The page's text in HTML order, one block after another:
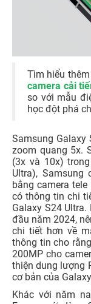
Tìm hiểu thêm
camera cải
so với mẫu
học đột phá
Samsung Galaxy
zoom quang 5x.
(3x và 10x)
Ultra),
bằng camera
có thông tin chi
Galaxy S24
đầu năm 2024,
chi tiết hơn về
thông tin cho
200MP cho
thiện dung lượng
cơ bản của
Khác với năm